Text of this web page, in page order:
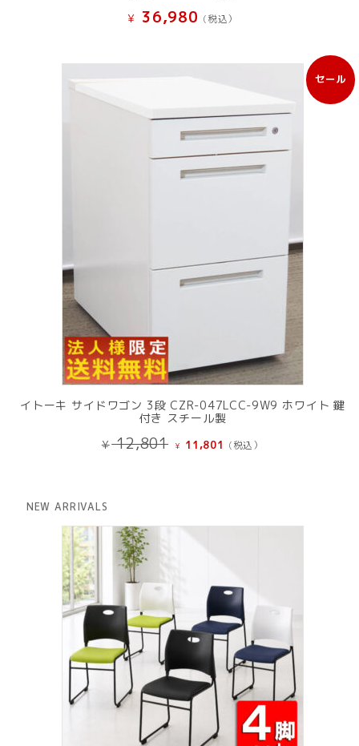
¥ 36,980 (税込）
セール
販
売
イトーキ サイドワゴン 3段 CZR-047LCC-9W9 ホワイト 鍵
付き スチール製
¥12,801
元
¥ 11,801 現
(税込）
NEW ARRIVALS